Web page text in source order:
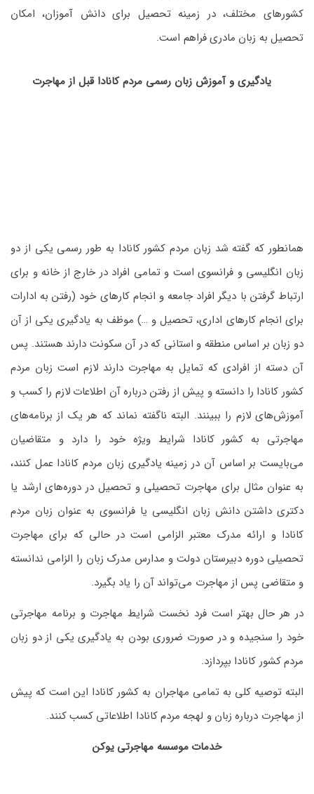
کشورهای مختلف، در زمینه تحصیل برای دانش آموزان، امکان
تحصیل به زبان مادری فراهم است.
یادگیری و آموزش زبان رسمی مردم کانادا قبل از مهاجرت
همانطور که گفته شد زبان مردم کشور کانادا به طور رسمی یکی از دو
زبان انگلیسی و فرانسوی است و تمامی افراد در خارج از خانه و برای
ارتباط گرفتن با دیگر افراد جامعه و انجام کارهای خود (رفتن به ادارات
برای انجام کارهای اداری، تحصیل و …) موظف به یادگیری یکی از آن
دو زبان بر اساس منطقه و استانی که در آن سکونت دارند هستند. پس
آن دسته از افرادی که تمایل به مهاجرت دارند لازم است زبان مردم
کشور کانادا را دانسته و پیش از رفتن درباره آن اطلاعات لازم را کسب و
آموزش‌های لازم را ببینند. البته ناگفته نماند که هر یک از برنامه‌های
مهاجرتی به کشور کانادا شرایط ویژه خود را دارد و متقاضیان
می‌بایست بر اساس آن در زمینه یادگیری زبان مردم کانادا عمل کنند،
به عنوان مثال برای مهاجرت تحصیلی و تحصیل در دوره‌های ارشد یا
دکتری داشتن دانش زبان انگلیسی یا فرانسوی به عنوان زبان مردم
کانادا و ارائه مدرک معتبر الزامی است در حالی که برای مهاجرت
تحصیلی دوره دبیرستان دولت و مدارس مدرک زبان را الزامی ندانسته
و متقاضی پس از مهاجرت می‌تواند آن را یاد بگیرد.
در هر حال بهتر است فرد نخست شرایط مهاجرت و برنامه مهاجرتی
خود را سنجیده و در صورت ضروری بودن به یادگیری یکی از دو زبان
مردم کشور کانادا بپردازد.
البته توصیه کلی به تمامی مهاجران به کشور کانادا این است که پیش
از مهاجرت درباره زبان و لهجه مردم کانادا اطلاعاتی کسب کنند.
خدمات موسسه مهاجرتی یوکن